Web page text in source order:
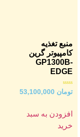
منبع تغذیه
کامپیوتر گرین
GP1300B-
EDGE
امتیاز
تومان53,100,000
افزودن به سبد
خرید